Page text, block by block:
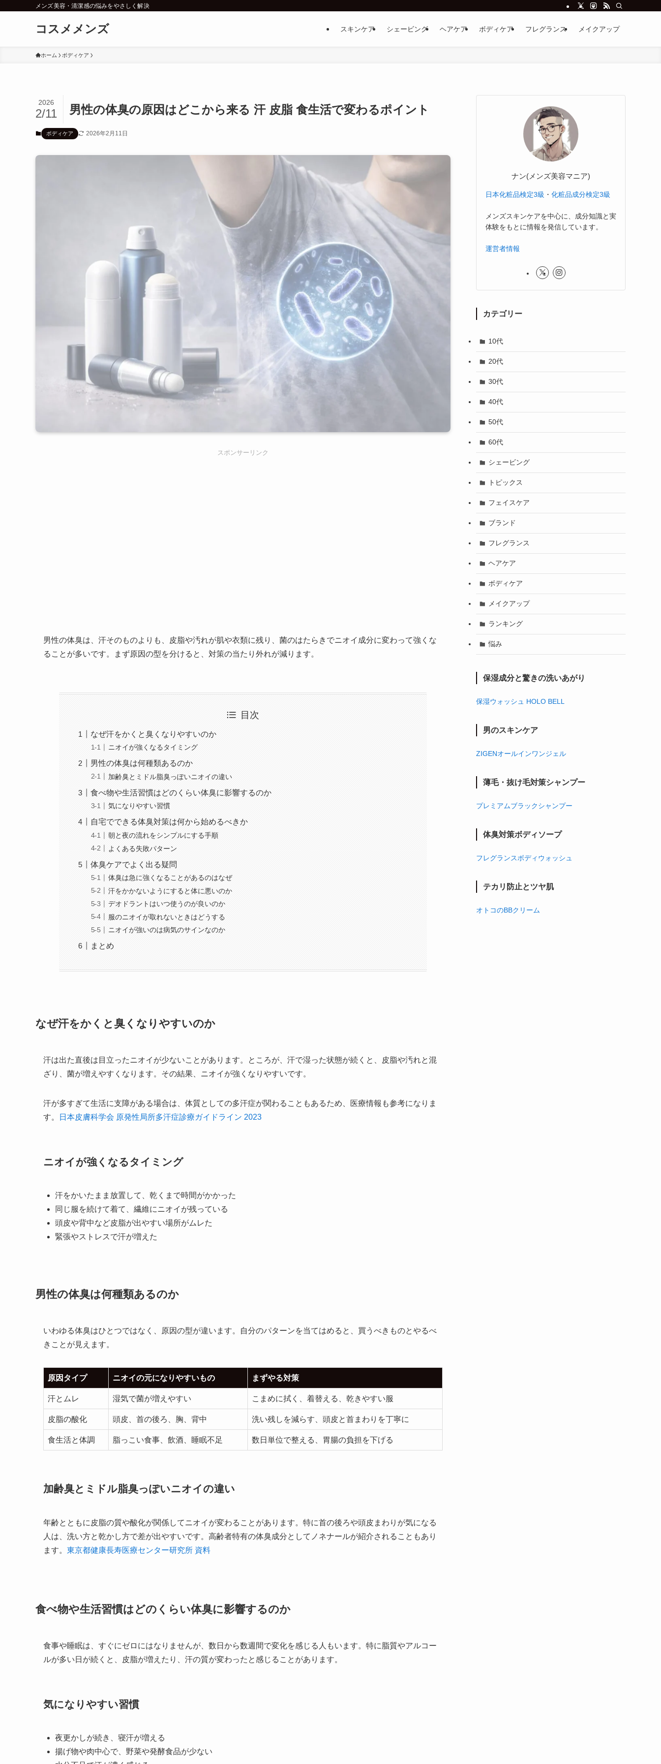
メンズ美容・清潔感の悩みをやさしく解決
コスメメンズ スキンケア シェービング ヘアケア ボディケア フレグランス メイクアップ
ホーム ボディケア
男性の体臭の原因はどこから来る 汗 皮脂 食生活で変わるポイント
2026
2/11
ボディケア 2026年2月11日
スポンサーリンク
男性の体臭は、汗そのものよりも、皮脂や汚れが肌や衣類に残り、菌のはたらきでニオイ成分に変わって強くな
ることが多いです。まず原因の型を分けると、対策の当たり外れが減ります。
目次
なぜ汗をかくと臭くなりやすいのか
ニオイが強くなるタイミング
男性の体臭は何種類あるのか
加齢臭とミドル脂臭っぽいニオイの違い
食べ物や生活習慣はどのくらい体臭に影響するのか
気になりやすい習慣
自宅でできる体臭対策は何から始めるべきか
朝と夜の流れをシンプルにする手順
よくある失敗パターン
体臭ケアでよく出る疑問
体臭は急に強くなることがあるのはなぜ
汗をかかないようにすると体に悪いのか
デオドラントはいつ使うのが良いのか
服のニオイが取れないときはどうする
ニオイが強いのは病気のサインなのか
まとめ
なぜ汗をかくと臭くなりやすいのか
汗は出た直後は目立ったニオイが少ないことがあります。ところが、汗で湿った状態が続くと、皮脂や汚れと混
ざり、菌が増えやすくなります。その結果、ニオイが強くなりやすいです。
汗が多すぎて生活に支障がある場合は、体質としての多汗症が関わることもあるため、医療情報も参考になりま
す。
日本皮膚科学会 原発性局所多汗症診療ガイドライン 2023
ニオイが強くなるタイミング
汗をかいたまま放置して、乾くまで時間がかかった
同じ服を続けて着て、繊維にニオイが残っている
頭皮や背中など皮脂が出やすい場所がムレた
緊張やストレスで汗が増えた
男性の体臭は何種類あるのか
いわゆる体臭はひとつではなく、原因の型が違います。自分のパターンを当てはめると、買うべきものとやるべ
きことが見えます。
原因タイプ ニオイの元になりやすいもの まずやる対策
汗とムレ 湿気で菌が増えやすい こまめに拭く、着替える、乾きやすい服
皮脂の酸化 頭皮、首の後ろ、胸、背中 洗い残しを減らす、頭皮と首まわりを丁寧に
食生活と体調 脂っこい食事、飲酒、睡眠不足 数日単位で整える、胃腸の負担を下げる
加齢臭とミドル脂臭っぽいニオイの違い
年齢とともに皮脂の質や酸化が関係してニオイが変わることがあります。特に首の後ろや頭皮まわりが気になる
人は、洗い方と乾かし方で差が出やすいです。高齢者特有の体臭成分としてノネナールが紹介されることもあり
ます。 東京都健康長寿医療センター研究所 資料
食べ物や生活習慣はどのくらい体臭に影響するのか
食事や睡眠は、すぐにゼロにはなりませんが、数日から数週間で変化を感じる人もいます。特に脂質やアルコー
ルが多い日が続くと、皮脂が増えたり、汗の質が変わったと感じることがあります。
気になりやすい習慣
夜更かしが続き、寝汗が増える
揚げ物や肉中心で、野菜や発酵食品が少ない
ナン(メンズ美容マニア)
日本化粧品検定3級 ・ 化粧品成分検定3級
メンズスキンケアを中心に、成分知識と実
体験をもとに情報を発信しています。
運営者情報
カテゴリー
10代
20代
30代
40代
50代
60代
シェービング
トピックス
フェイスケア
ブランド
フレグランス
ヘアケア
ボディケア
メイクアップ
ランキング
悩み
保湿成分と驚きの洗いあがり
保湿ウォッシュ HOLO BELL
男のスキンケア
ZIGENオールインワンジェル
薄毛・抜け毛対策シャンプー
プレミアムブラックシャンプー
体臭対策ボディソープ
フレグランスボディウォッシュ
テカリ防止とツヤ肌
オトコのBBクリーム